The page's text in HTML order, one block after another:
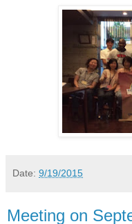
Date: 9/19/2015
Meeting on